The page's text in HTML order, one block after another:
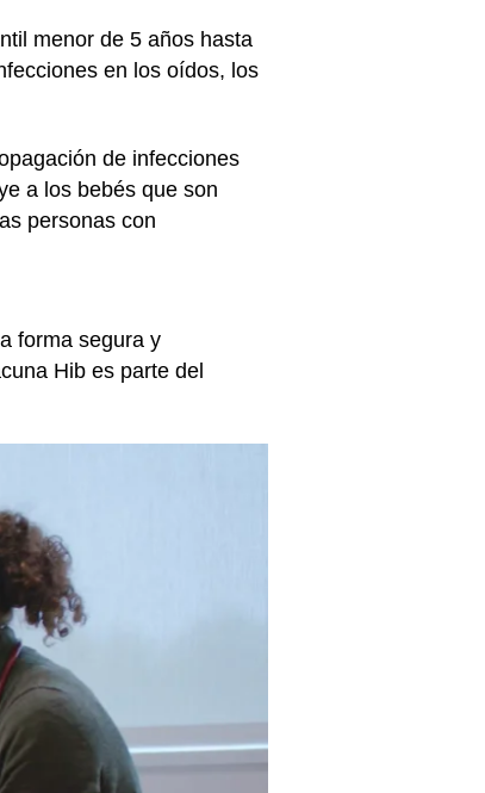
menor de 5 años hasta
en los oídos, los
de infecciones
a los bebés que son
personas con
forma segura y
Hib es parte del